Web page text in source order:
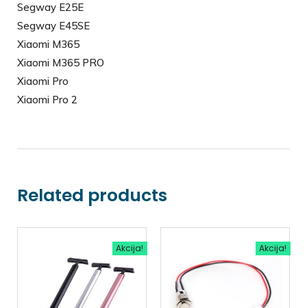
Segway E25E
Segway E45SE
Xiaomi M365
Xiaomi M365 PRO
Xiaomi Pro
Xiaomi Pro 2
Related products
Akcija! Akcija!